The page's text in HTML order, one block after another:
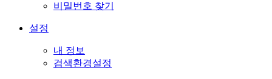
비밀번호 찾기
설정
내 정보
검색환경설정